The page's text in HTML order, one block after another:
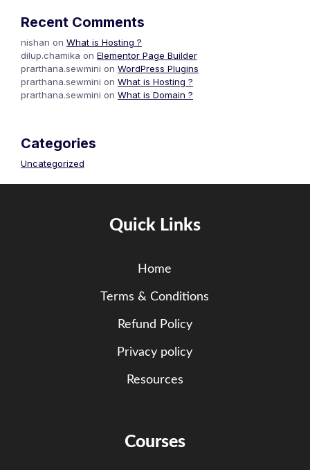
Recent Comments
nishan on What is Hosting ?
dilup.chamika on Elementor Page Builder
prarthana.sewmini on WordPress Plugins
prarthana.sewmini on What is Hosting ?
prarthana.sewmini on What is Domain ?
Categories
Uncategorized
Quick Links
Home
Terms & Conditions
Refund Policy
Privacy policy
Resources
Courses